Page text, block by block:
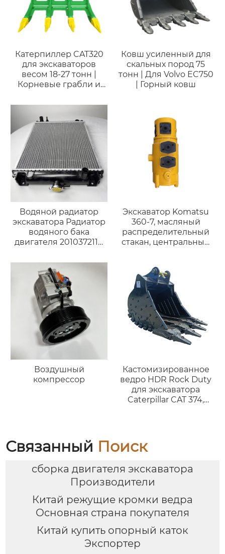
Катерпиллер CAT320
для экскаваторов
весом 18-27 тонн |
Корневые грабли и
очистки строительных
площадок ферм
Ковш усиленный для
скальных пород 75
тонн | Для Volvo EC750
| Горный ковш
Водяной радиатор
экскаватора Радиатор
водяного бака
двигателя 2010372114
7
Экскаватор Komatsu
360-7, масляный
распределительный
стакан, центральный
инженерные
аксессуары, масляный
распределительный
стакан Hitachi ZX60-5A,
центральный
трубопроводный
соединитель,
аксессуары для
Воздушный
компрессор
Кастомизированное
ведро HDR Rock Duty
для экскаватора
Caterpillar CAT 374,
ведро для горных
Связанный Поиск
сборка двигателя экскаватора
Производители
Китай режущие кромки ведра
Основная страна покупателя
Китай купить опорный каток
Экспортер